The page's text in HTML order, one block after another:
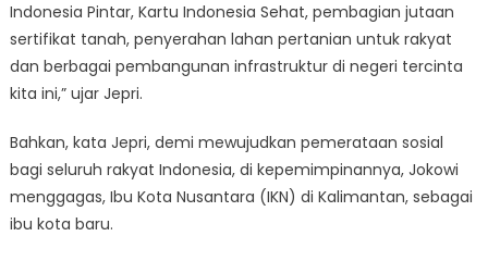
Indonesia Pintar, Kartu Indonesia Sehat, pembagian jutaan
sertifikat tanah, penyerahan lahan pertanian untuk rakyat
dan berbagai pembangunan infrastruktur di negeri tercinta
kita ini,” ujar Jepri.
Bahkan, kata Jepri, demi mewujudkan pemerataan sosial
bagi seluruh rakyat Indonesia, di kepemimpinannya, Jokowi
menggagas, Ibu Kota Nusantara (IKN) di Kalimantan, sebagai
ibu kota baru.